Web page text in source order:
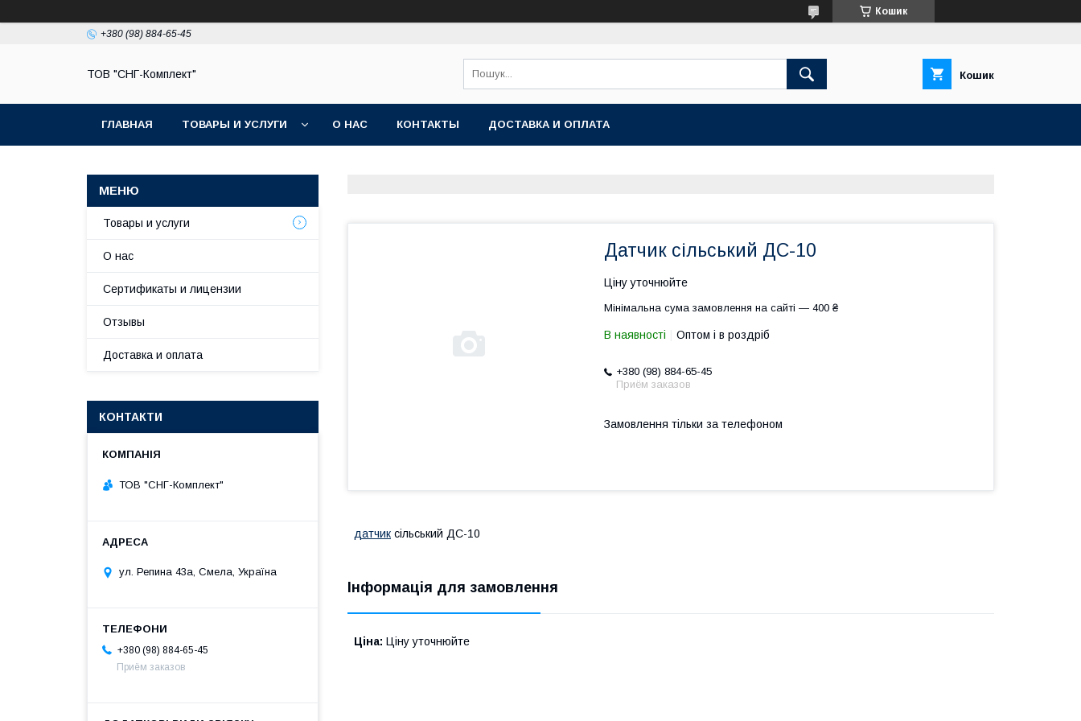
Кошик
+380 (98) 884-65-45
ТОВ "СНГ-Комплект" Кошик
ГЛАВНАЯ ТОВАРЫ И УСЛУГИ О НАС КОНТАКТЫ ДОСТАВКА И ОПЛАТА
Датчик сільський ДС-10
Ціну уточнюйте
Мінімальна сума замовлення на сайті — 400 ₴
В наявності Оптом і в роздріб
+380 (98) 884-65-45
Приём заказов
Замовлення тільки за телефоном
датчик сільський ДС-10
Інформація для замовлення
Ціна: Ціну уточнюйте
Товары и услуги
О нас
Сертификаты и лицензии
Отзывы
Доставка и оплата
КОНТАКТИ
ТОВ "СНГ-Комплект"
ул. Репина 43а, Смела, Україна
+380 (98) 884-65-45
Приём заказов